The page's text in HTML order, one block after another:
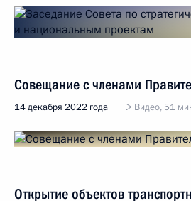
Совещание с членами
14 декабря 2022 года Видео, 51
Открытие объектов